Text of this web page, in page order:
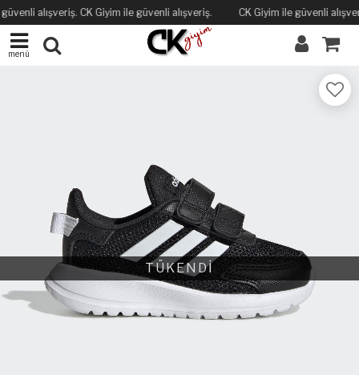
alışveriş. CK Giyim ile güvenli alışveriş. CK Giyim ile güvenli
menü
TÜKENDİ